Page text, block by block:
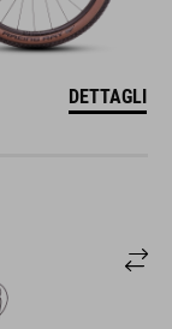
DETTAGLI